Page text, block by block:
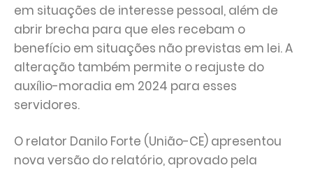
em situações de interesse pessoal, além de
abrir brecha para que eles recebam o
benefício em situações não previstas em lei. A
alteração também permite o reajuste do
auxílio-moradia em 2024 para esses
servidores.
O relator Danilo Forte (União-CE) apresentou
nova versão do relatório, aprovado pela